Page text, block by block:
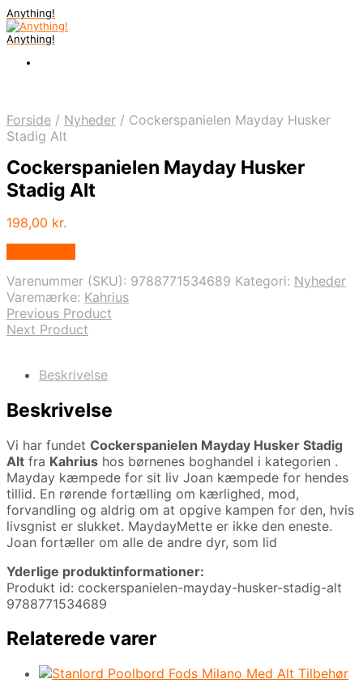
Anything!
Anything!
Forside / Nyheder / Cockerspanielen Mayday Husker
Stadig Alt
Cockerspanielen Mayday Husker
Stadig Alt
198,00 kr.
Varenummer (SKU): 9788771534689 Kategori: Nyheder
Varemærke: Kahrius
Previous Product
Next Product
Beskrivelse
Beskrivelse
Vi har fundet Cockerspanielen Mayday Husker Stadig
Alt fra Kahrius hos børnenes boghandel i kategorien .
Mayday kæmpede for sit liv Joan kæmpede for hendes
tillid. En rørende fortælling om kærlighed, mod,
forvandling og aldrig om at opgive kampen for den, hvis
livsgnist er slukket. MaydayMette er ikke den eneste.
Joan fortæller om alle de andre dyr, som lid
Yderlige produktinformationer:
Produkt id: cockerspanielen-mayday-husker-stadig-alt
9788771534689
Relaterede varer